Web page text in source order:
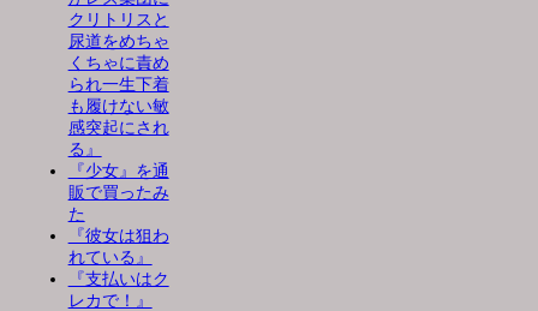
クリトリスと
尿道をめちゃ
くちゃに責め
られ一生下着
も履けない敏
感突起にされ
る』
『少女』を通
販で買ったみ
た
『彼女は狙わ
れている』
『支払いはク
レカで！』